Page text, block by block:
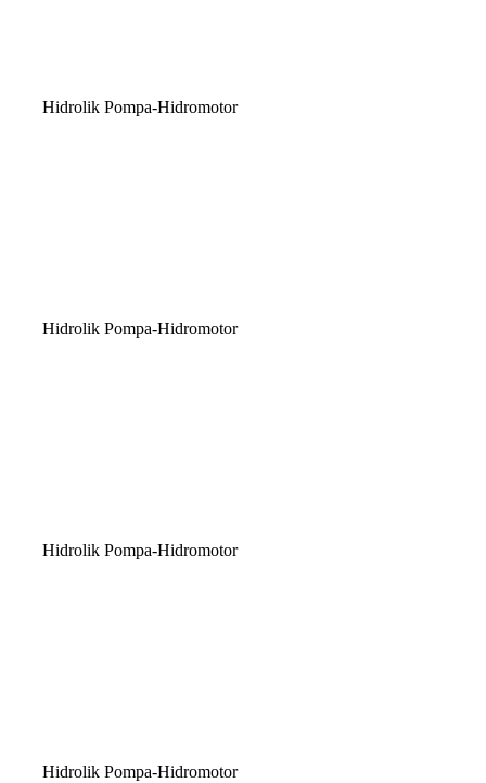
Hidrolik Pompa-Hidromotor
Hidrolik Pompa-Hidromotor
Hidrolik Pompa-Hidromotor
Hidrolik Pompa-Hidromotor